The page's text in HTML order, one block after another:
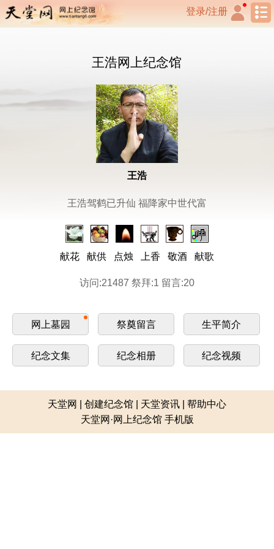
登录/注册
王浩网上纪念馆
王浩
王浩驾鹤已升仙 福降家中世代富
献花 献供 点烛 上香 敬酒 献歌
访问:21487 祭拜:1 留言:20
网上墓园 祭奠留言 生平简介
纪念文集 纪念相册 纪念视频
天堂网 创建纪念馆 天堂资讯
帮助中心
天堂网·网上纪念馆 手机版